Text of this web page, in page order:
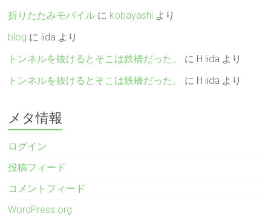
折りたたみモバイル に kobayashi より
blog に iida より
トンネルを抜けるとそこは鉄橋だった。
に H iida より
トンネルを抜けるとそこは鉄橋だった。
に H iida より
メタ情報
ログイン
投稿フィード
コメントフィード
WordPress.org